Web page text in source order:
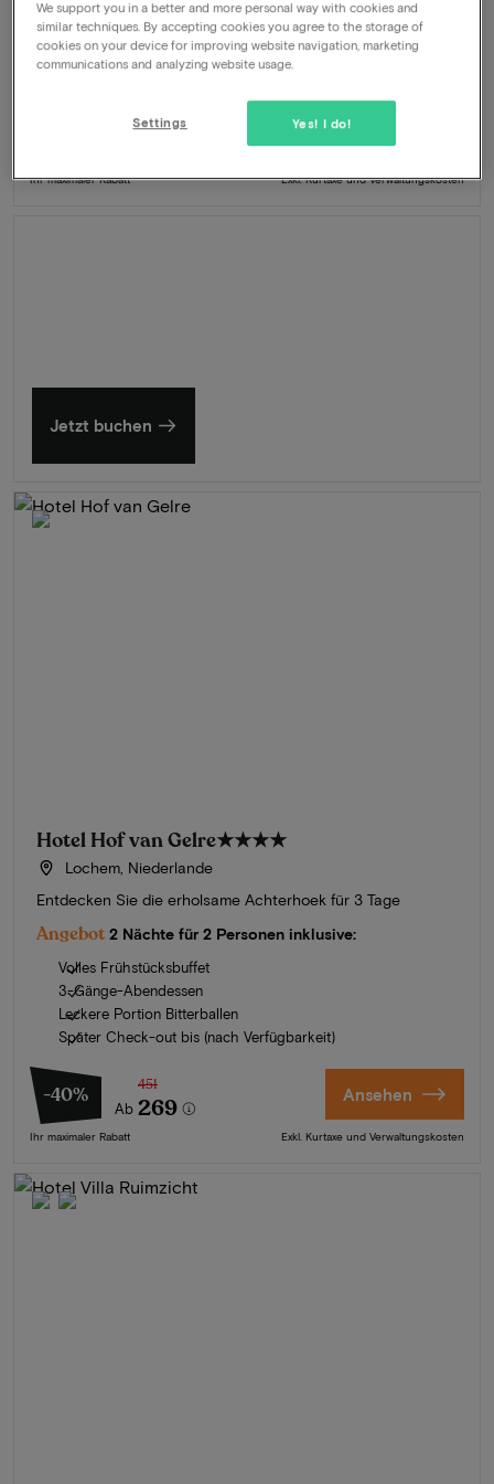
Reichhaltiges Frühstück
Kulinarisches Abendessen
Zimmer-Upgrade
420
Ihr maximaler Rabatt Exkl. Kurtaxe und Verwaltungskosten
Jetzt buchen
Hotel Hof van Gelre★★★★
Lochem, Niederlande
Entdecken Sie die erholsame Achterhoek für 3 Tage
Angebot 2 Nächte für 2 Personen inklusive:
Volles Frühstücksbuffet
3-Gänge-Abendessen
Leckere Portion Bitterballen
Später Check-out bis (nach Verfügbarkeit)
-40%
Ab
451
269
Ihr maximaler Rabatt
Ansehen
Exkl. Kurtaxe und Verwaltungskosten
We support you in a better and more personal way with cookies and
similar techniques. By accepting cookies you agree to the storage of
cookies on your device for improving website navigation, marketing
communications and analyzing website usage.
Yes! I do!
Settings